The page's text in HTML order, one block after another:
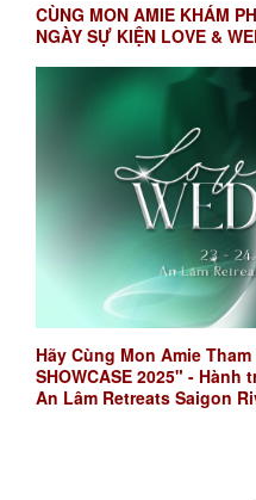
CÙNG MON AMIE KHÁM
NGÀY SỰ KIỆN LOVE &
Hãy Cùng Mon Amie
SHOWCASE 2025" -
An Lâm Retreats Saigon